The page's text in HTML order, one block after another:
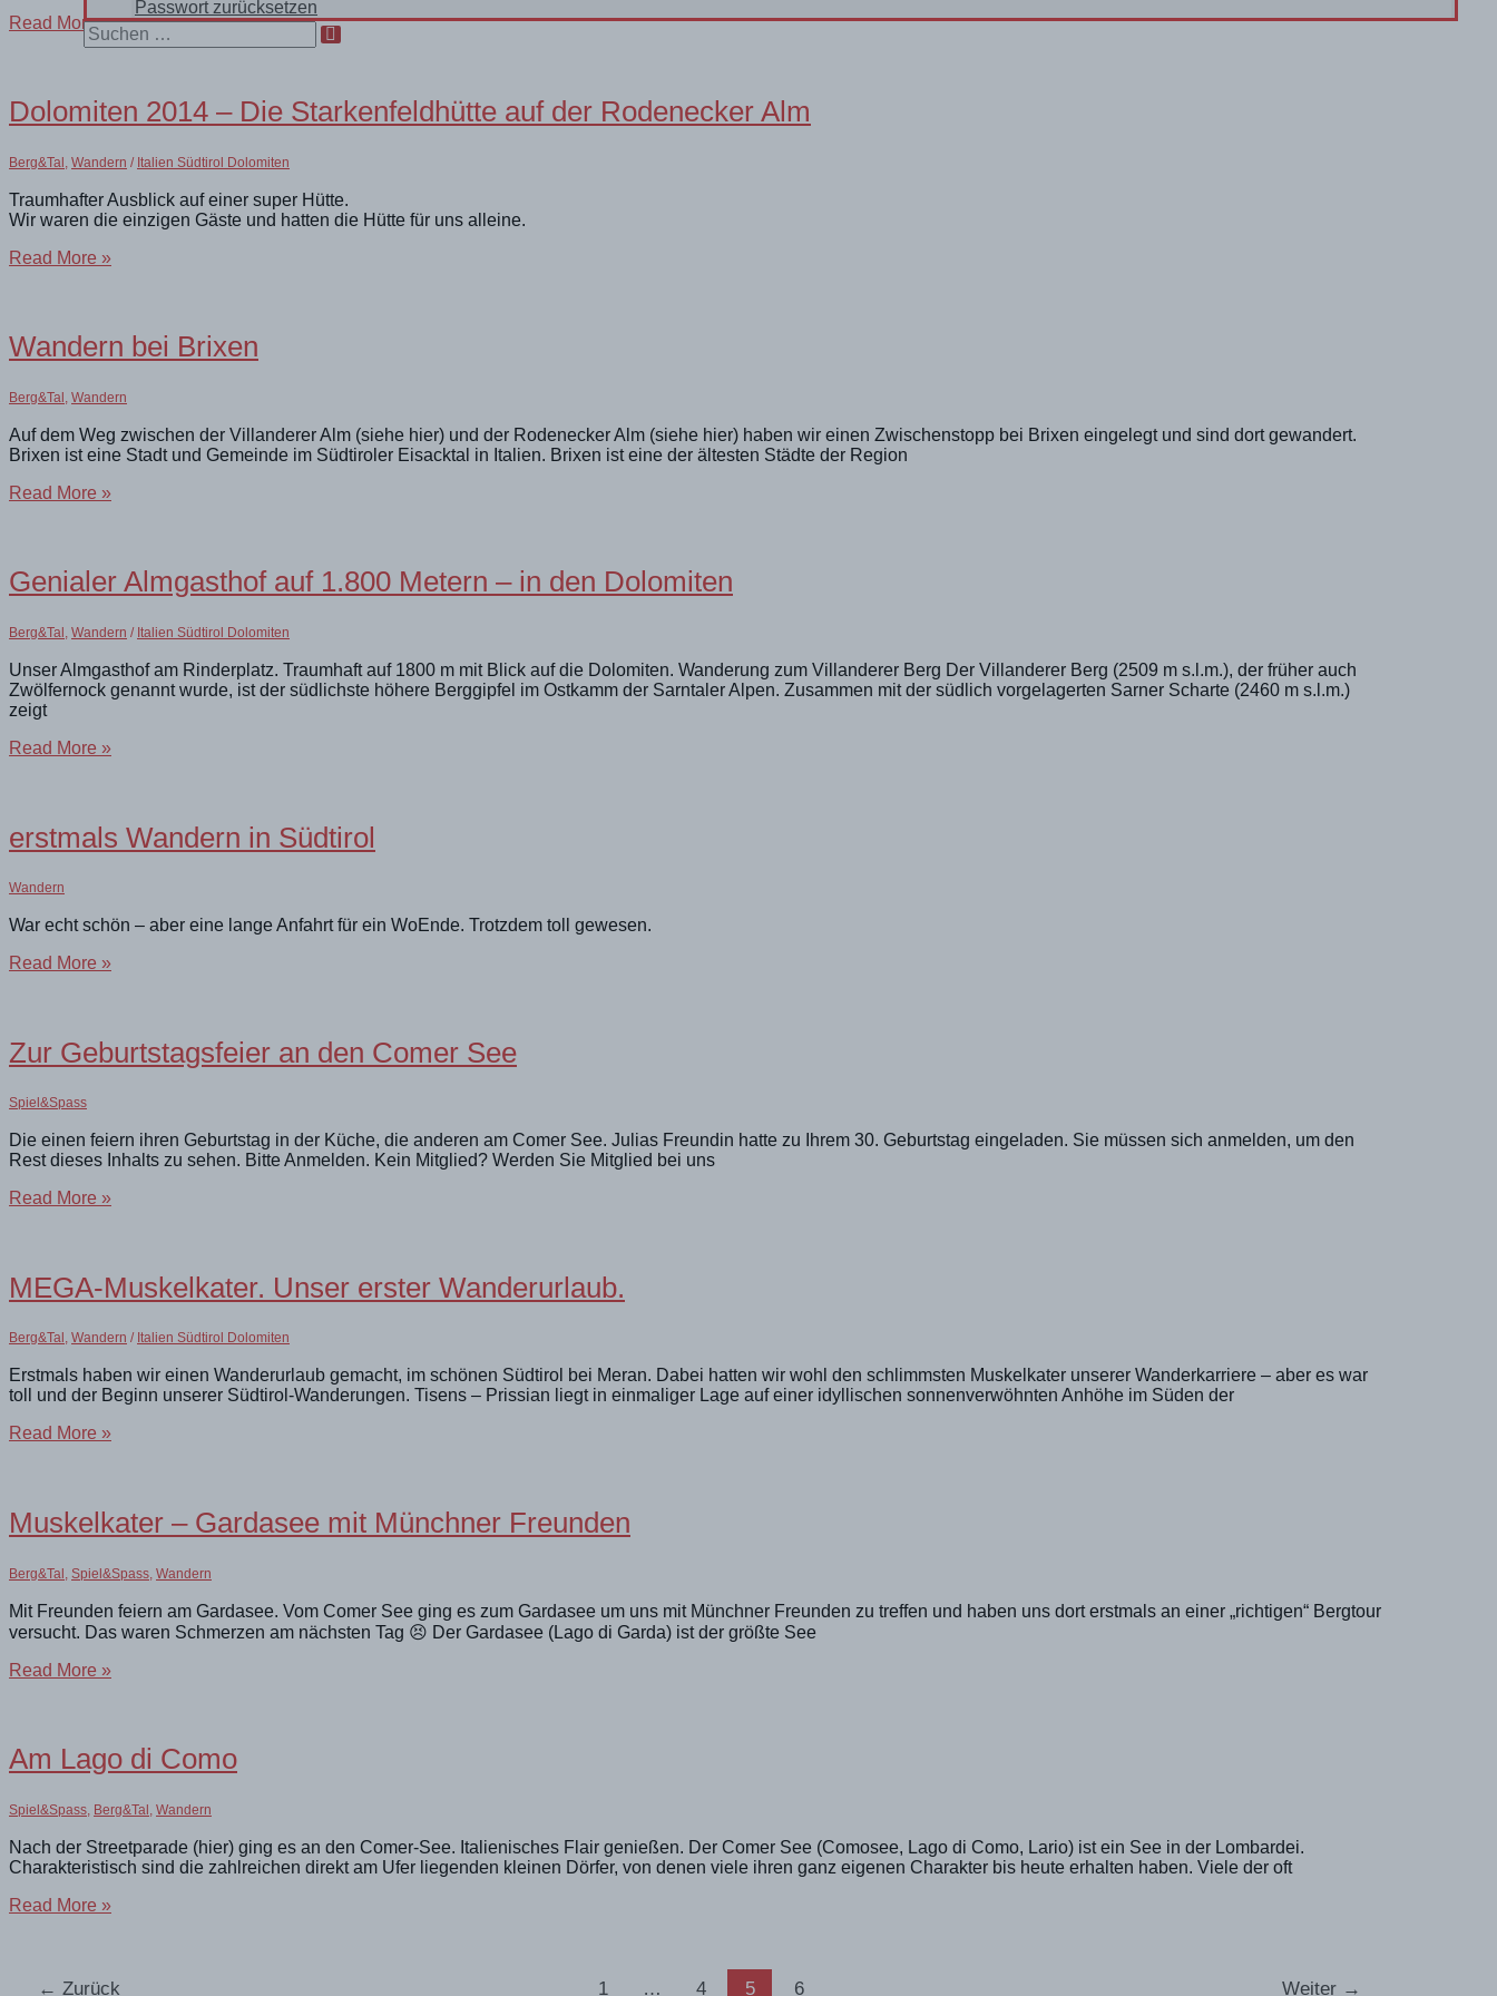
Passwort zurücksetzen
Search
for:
epische
Rodenecker
Alm
Read More »
Dolomiten 2014 – Die Starkenfeldhütte auf der Rodenecker Alm
Berg&Tal Wandern / Italien Südtirol Dolomiten
Traumhafter Ausblick auf einer super Hütte.
Wir waren die einzigen Gäste und hatten die Hütte für uns alleine.
Dolomiten
Starkenfeldhütte
auf
Rodenecker
Read More »
Wandern bei Brixen
Berg&Tal, Wandern
Auf dem Weg zwischen der Villanderer Alm (siehe hier) und der Rodenecker Alm (siehe hier) haben wir einen Zwischenstopp bei Brixen eingelegt und sind dort gewandert.
Brixen ist eine Stadt und Gemeinde im Südtiroler Eisacktal in Italien. Brixen ist eine der ältesten Städte der Region
Wandern
Read More »
Genialer Almgasthof auf 1.800 Metern – in den Dolomiten
Berg&Tal , Wandern / Italien Südtirol Dolomiten
Unser Almgasthof am Rinderplatz. Traumhaft auf 1800 m mit Blick auf die Dolomiten. Wanderung zum Villanderer Berg Der Villanderer Berg (2509 m s.l.m.), der früher auch
Zwölfernock genannt wurde, ist der südlichste höhere Berggipfel im Ostkamm der Sarntaler Alpen. Zusammen mit der südlich vorgelagerten Sarner Scharte (2460 m s.l.m.)
zeigt
Genialer
Metern
–
den
Read More »
erstmals Wandern in Südtirol
Wandern
War echt schön – aber eine lange Anfahrt für ein WoEnde. Trotzdem toll gewesen.
erstmals
Read More »
Zur Geburtstagsfeier an den Comer See
Spiel&Spass
Die einen feiern ihren Geburtstag in der Küche, die anderen am Comer See. Julias Freundin hatte zu Ihrem 30. Geburtstag eingeladen. Sie müssen sich anmelden, um den
Rest dieses Inhalts zu sehen. Bitte Anmelden. Kein Mitglied? Werden Sie Mitglied bei uns
Zur
Comer
See
Read More »
MEGA-Muskelkater. Unser erster Wanderurlaub.
Berg&Tal , Wandern / Italien Südtirol Dolomiten
Erstmals haben wir einen Wanderurlaub gemacht, im schönen Südtirol bei Meran. Dabei hatten wir wohl den schlimmsten Muskelkater unserer Wanderkarriere – aber es war
toll und der Beginn unserer Südtirol-Wanderungen. Tisens – Prissian liegt in einmaliger Lage auf einer idyllischen sonnenverwöhnten Anhöhe im Süden der
MEGA-
Wanderurlaub.
Read More »
Muskelkater – Gardasee mit Münchner Freunden
Berg&Tal Spiel&Spass Wandern
Mit Freunden feiern am Gardasee. Vom Comer See ging es zum Gardasee um uns mit Münchner Freunden zu treffen und haben uns dort erstmals an einer „richtigen“ Bergtour
versucht. Das waren Schmerzen am nächsten Tag 😣 Der Gardasee (Lago di Garda) ist der größte See
Muskelkater
Münchner
Freunden
Read More »
Am Lago di Como
Spiel&Spass Berg&Tal Wandern
Nach der Streetparade (hier) ging es an den Comer-See. Italienisches Flair genießen. Der Comer See (Comosee, Lago di Como, Lario) ist ein See in der Lombardei.
Charakteristisch sind die zahlreichen direkt am Ufer liegenden kleinen Dörfer, von denen viele ihren ganz eigenen Charakter bis heute erhalten haben. Viele der oft
Am
Read More »
← Zurück 1 … 4 5 6 Weiter →